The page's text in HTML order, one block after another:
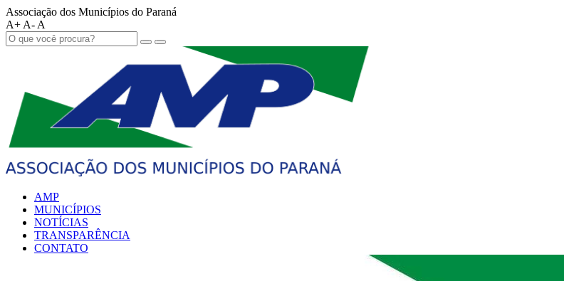
Associação dos Municípios do Paraná
A+ A- A
AMP
MUNICÍPIOS
NOTÍCIAS
TRANSPARÊNCIA
CONTATO